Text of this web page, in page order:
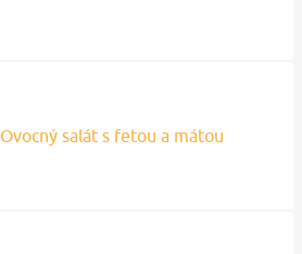
Ovocný salát s fetou a mátou